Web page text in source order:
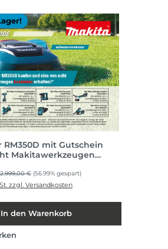
RM350D mit Gutschein
Makitawerkzeugen
Regulärer Preis:
2.999,00 € (56.99% gespart)
zzgl. Versandkosten
In den Warenkorb